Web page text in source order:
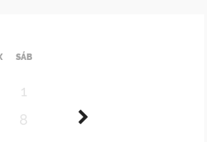
SÁB
1
8